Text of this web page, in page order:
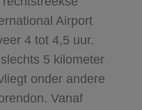
Airport
4 tot 4,5 uur.
5 kilometer
onder andere
Vanaf